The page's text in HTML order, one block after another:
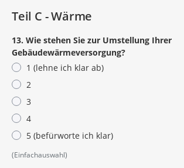
Teil C - Wärme
13. Wie stehen Sie zur Umstellung Ihrer
Gebäudewärmeversorgung?
1 (lehne ich klar ab)
2
3
4
5 (befürworte ich klar)
(Einfachauswahl)